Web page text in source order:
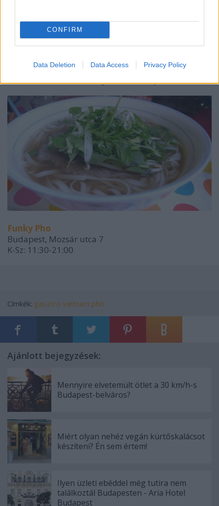
CONFIRM
Data Deletion Data Access Privacy Policy
jöttek elő, és egyre jobban élveztem. Minden a
helyén van ebben a pho-ben és elég szép az adag is,
szóval a város egy újabb helyére lett igaz az állítás:
inkább ide menj be, mint egy gyorsétterembe. Nem
fizetsz többet, nem vársz többet, mégis
összehasonlíthatatlanul jobb, amit kapsz.
Funky Pho
Budapest, Mozsár utca 7
K-Sz: 11:30-21:00
Címkék: gasztro vietnam pho
Ajánlott bejegyzések:
Mennyire elvetemült ötlet a 30 km/h-s
Budapest-belváros?
Miért olyan nehéz vegán kürtőskalácsot
készíteni? Én sem értem!
Ilyen üzleti ebéddel még tutira nem
találkoztál Budapesten - Aria Hotel
Budapest